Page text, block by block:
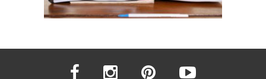
facebook instagram